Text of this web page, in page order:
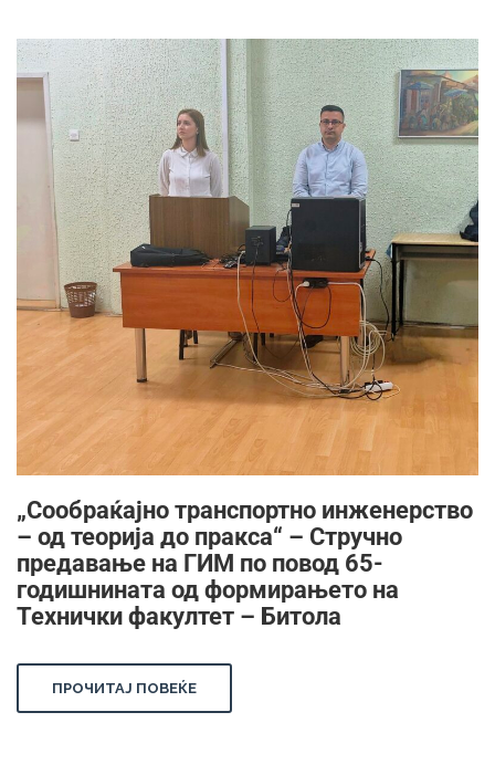
„Сообраќајно транспортно инженерство
– од теорија до пракса“ – Стручно
предавање на ГИМ по повод 65-
годишнината од формирањето на
Технички факултет – Битола
ПРОЧИТАЈ ПОВЕЌЕ